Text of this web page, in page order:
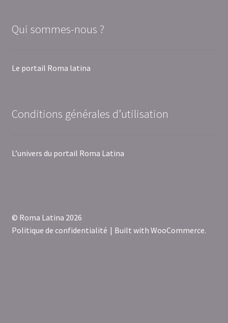
Qui sommes-nous ?
Le portail Roma latina
Conditions générales d’utilisation
L’univers du portail Roma Latina
© Roma Latina 2026
Politique de confidentialité
Built with WooCommerce.